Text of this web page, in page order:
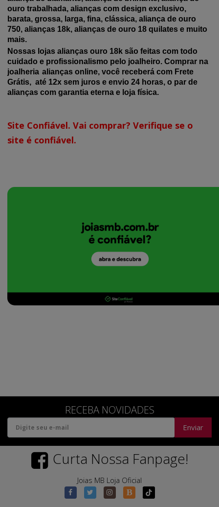
ouro trabalhada, alianças com design exclusivo,
barata, grossa, larga, fina, clássica, aliança de ouro
750, alianças 18k, alianças de ouro 18 quilates e muito
mais.
Nossas lojas alianças ouro 18k são feitas com todo
cuidado e profissionalismo pelo joalheiro. Comprar na
joalheria alianças online, você receberá com Frete
Grátis, até 12x sem juros e envio 24 horas, o par de
alianças com garantia eterna e loja física.
Site Confiável. Vai comprar? Verifique se o
site é confiável.
RECEBA NOVIDADES
Enviar
Curta Nossa Fanpage!
Joias MB Loja Oficial